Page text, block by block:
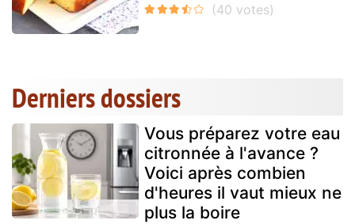
Derniers dossiers
Vous préparez votre eau
citronnée à l'avance ?
Voici après combien
d'heures il vaut mieux ne
plus la boire